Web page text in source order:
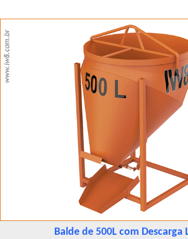
Balde de 500L com Descarga